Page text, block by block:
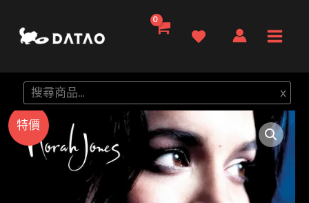
要
容
Menu
搜
尋
x
特價